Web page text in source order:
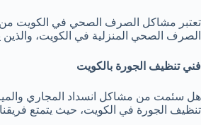
تعتبر مشاكل الصرف الصحي في الكويت من
الصرف الصحي المنزلية في الكويت،
فني تنظيف الجورة بالكويت
هل سئمت من مشاكل انسداد المجاري
تنظيف الجورة في الكويت، حيث يتمتع